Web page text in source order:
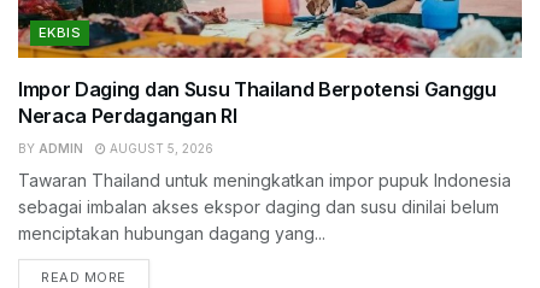
EKBIS
Impor Daging dan Susu Thailand Berpotensi Ganggu
Neraca Perdagangan RI
BY ADMIN AUGUST 5, 2026
Tawaran Thailand untuk meningkatkan impor pupuk Indonesia
sebagai imbalan akses ekspor daging dan susu dinilai belum
menciptakan hubungan dagang yang...
READ MORE